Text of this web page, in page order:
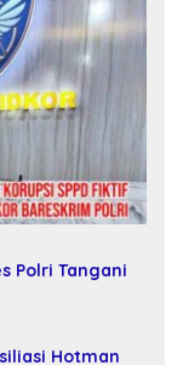
Polri Tangani
Hotman